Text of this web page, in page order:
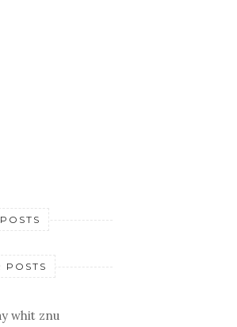
POSTS
whit znu